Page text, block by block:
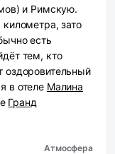
и Римскую.
зато
есть
тем, кто
оздоровительный
в отеле Малина
Гранд
Атмосфера и